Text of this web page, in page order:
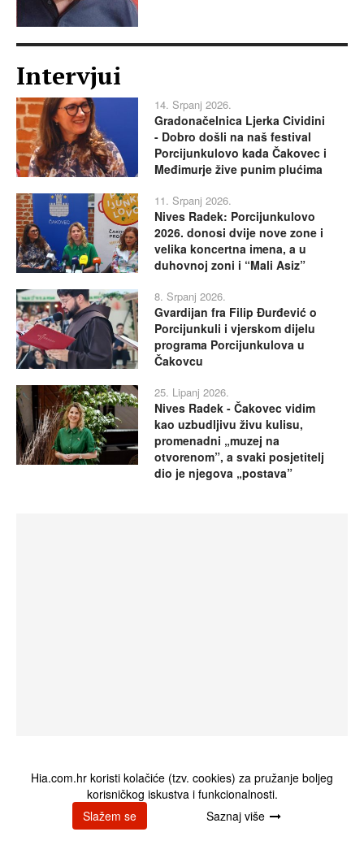
Intervjui
14. Srpanj 2026.
Gradonačelnica Ljerka Cividini
- Dobro došli na naš festival
Porcijunkulovo kada Čakovec i
Međimurje žive punim plućima
11. Srpanj 2026.
Nives Radek: Porcijunkulovo
2026. donosi dvije nove zone i
velika koncertna imena, a u
duhovnoj zoni i “Mali Asiz”
8. Srpanj 2026.
Gvardijan fra Filip Đurđević o
Porcijunkuli i vjerskom dijelu
programa Porcijunkulova u
Čakovcu
25. Lipanj 2026.
Nives Radek - Čakovec vidim
kao uzbudljivu živu kulisu,
promenadni „muzej na
otvorenom”, a svaki posjetitelj
dio je njegova „postava”
Blogbusters
Hia.com.hr koristi kolačiće (tzv. cookies) za pružanje boljeg
korisničkog iskustva i funkcionalnosti.
Slažem se
Saznaj više